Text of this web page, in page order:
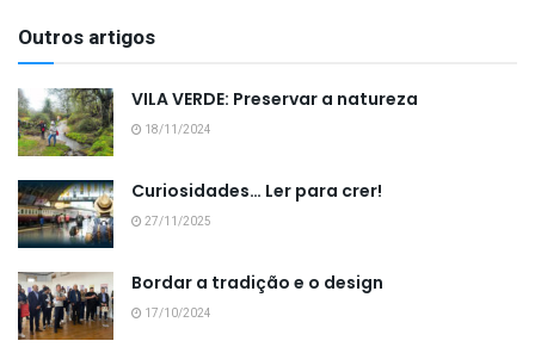
Outros artigos
VILA VERDE: Preservar a natureza
18/11/2024
Curiosidades… Ler para crer!
27/11/2025
Bordar a tradição e o design
17/10/2024